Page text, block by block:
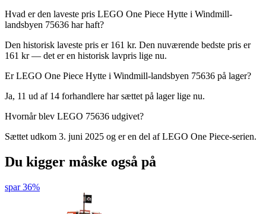
Hvad er den laveste pris LEGO One Piece Hytte i Windmill-
landsbyen 75636 har haft?
Den historisk laveste pris er 161 kr. Den nuværende bedste pris er
161 kr — det er en historisk lavpris lige nu.
Er LEGO One Piece Hytte i Windmill-landsbyen 75636 på lager?
Ja, 11 ud af 14 forhandlere har sættet på lager lige nu.
Hvornår blev LEGO 75636 udgivet?
Sættet udkom 3. juni 2025 og er en del af LEGO One Piece-serien.
Du kigger måske også på
spar 36%